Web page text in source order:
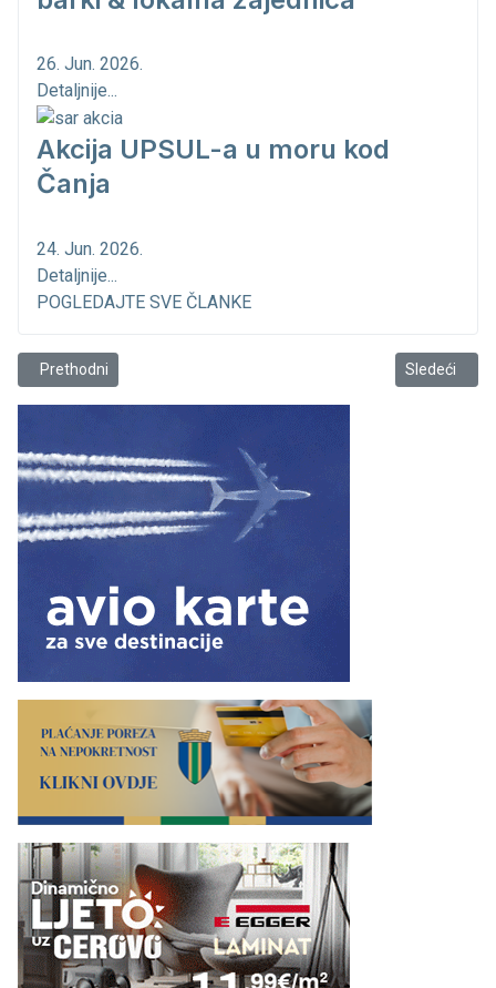
26. Jun. 2026.
Detaljnije...
Akcija UPSUL-a u moru kod
Čanja
24. Jun. 2026.
Detaljnije...
POGLEDAJTE SVE ČLANKE
Prethodni članak: Održan IV Ribolovni dan u luci
Prethodni Sledeći
Sledeći